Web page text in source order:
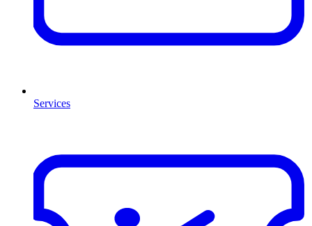
Services